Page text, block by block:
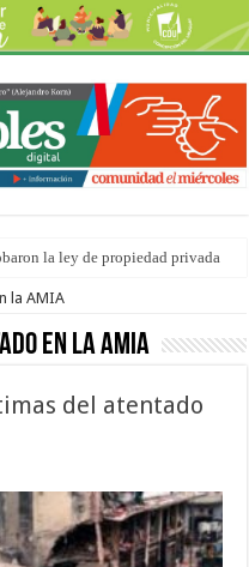
la ley de propiedad privada
90 niños, niñas y adolescentes que
la AMIA
en la AMIA
del atentado